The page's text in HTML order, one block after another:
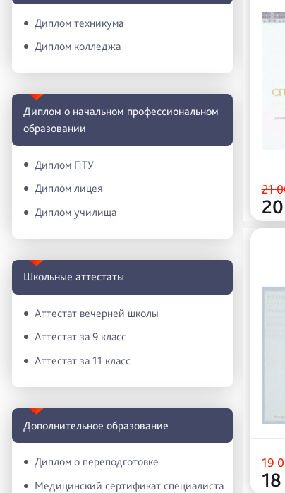
Диплом техникума
Диплом колледжа
Диплом о начальном профессиональном
oбразовании
Диплом ПТУ
Диплом лицея
Диплом училища
Школьные аттестаты
Аттестат вечерней школы
Аттестат за 9 класс
Аттестат за 11 класс
Дополнительное образование
Диплом о переподготовке
Медицинский сертификат специалиста
21
19